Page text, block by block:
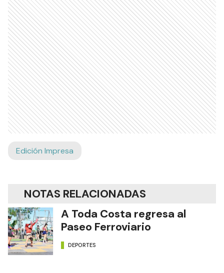
Edición Impresa
NOTAS RELACIONADAS
A Toda Costa regresa al
Paseo Ferroviario
DEPORTES